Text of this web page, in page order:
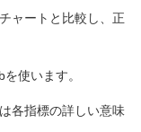
ャートと比較し、正
使います。
各指標の詳しい意味